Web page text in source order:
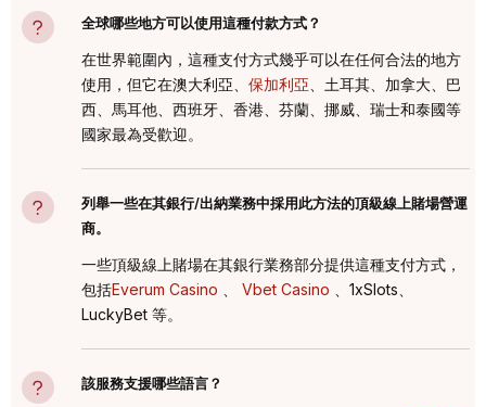
全球哪些地方可以使用這種付款方式？
在世界範圍內，這種支付方式幾乎可以在任何合法的地方
使用，但它在澳大利亞、 保加利亞 、土耳其、加拿大、巴
西、馬耳他、西班牙、香港、芬蘭、挪威、瑞士和泰國等
國家最為受歡迎。
列舉一些在其銀行/出納業務中採用此方法的頂級線上賭場營運
商。
一些頂級線上賭場在其銀行業務部分提供這種支付方式，
包括Everum Casino Vbet Casino 、1xSlots、
LuckyBet 等。
該服務支援哪些語言？